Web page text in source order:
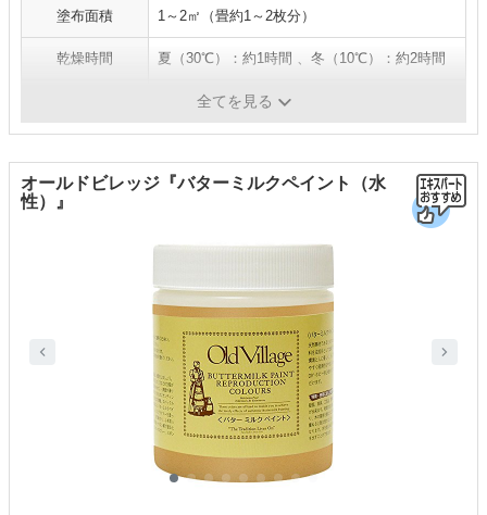
塗布面積 1～2㎡（畳約1～2枚分）
乾燥時間 夏（30℃）：約1時間 、冬（10℃）：約2時間
全てを見る
オールドビレッジ『バターミルクペイント（水
性）』